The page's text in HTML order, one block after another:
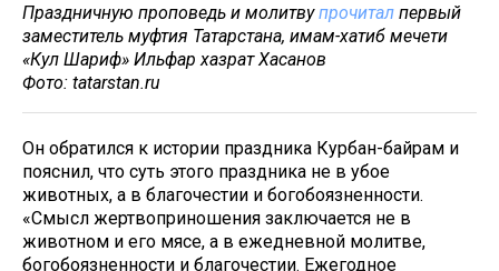
Праздничную проповедь и молитвупрочитал первый
заместитель муфтия Татарстана, имам-хатиб мечети
«Кул Шариф» Ильфар хазрат Хасанов
Фото: tatarstan.ru
Он обратился к истории праздника Курбан-байрам и
пояснил, что суть этого праздника не в убое
животных, а в благочестии и богобоязненности.
«Смысл жертвоприношения заключается не в
животном и его мясе, а в ежедневной молитве,
богобоязненности и благочестии. Ежегодное